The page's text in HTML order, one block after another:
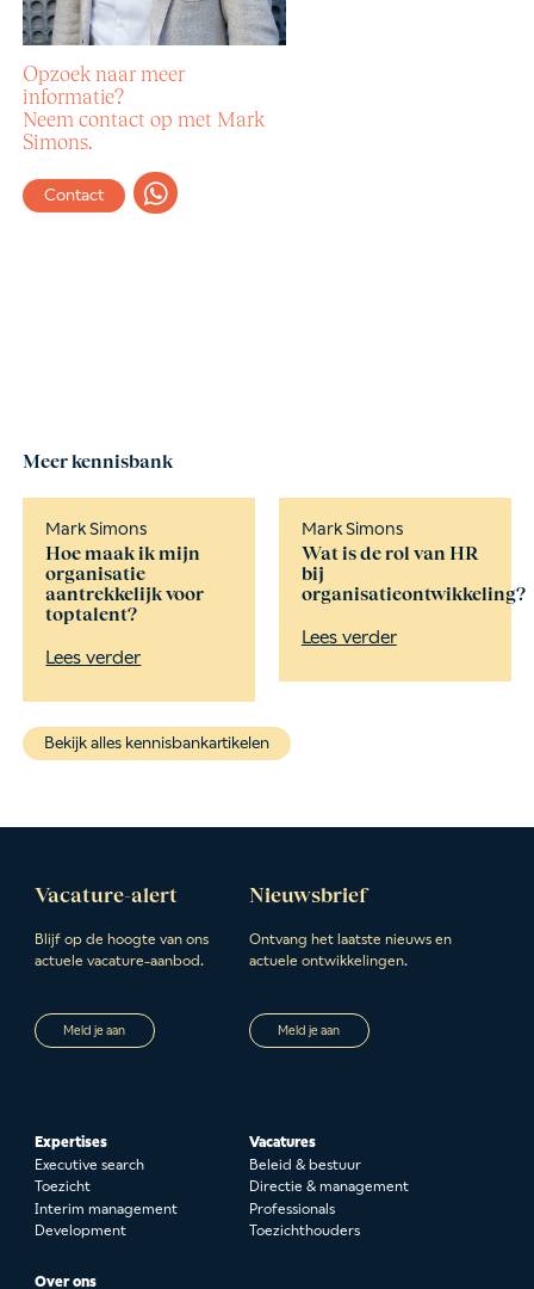
Opzoek naar meer
informatie?
Neem contact op met Mark
Simons.
Contact
Meer kennisbank
Mark Simons
Hoe maak ik mijn
organisatie
aantrekkelijk voor
toptalent?
Lees verder
Mark Simons
Wat is de rol van HR
bij
organisatieontwikkeling?
Lees verder
Bekijk alles kennisbankartikelen
Vacature-alert
Blijf op de hoogte van ons
actuele vacature-aanbod.
Meld je aan
Nieuwsbrief
Ontvang het laatste nieuws en
actuele ontwikkelingen.
Meld je aan
Expertises
Executive search
Toezicht
Interim management
Development
Vacatures
Beleid & bestuur
Directie & management
Professionals
Toezichthouders
Over ons